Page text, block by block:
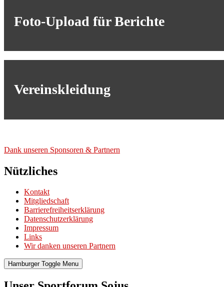
Foto-Upload für Berichte
Vereinskleidung
Dank unse­ren Spon­so­ren & Part­nern
Nützliches
Kontakt
Mitgliedschaft
Barrierefreiheitserklärung
Datenschutzerklärung
Impressum
Links
Wir danken unseren Partnern
Hamburger Toggle Menu